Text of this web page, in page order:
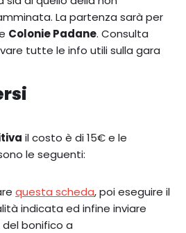
La partenza sarà per
Colonie Padane. Consulta
tutte le info utili sulla gara
il costo è di 15€ e le
le seguenti:
questa scheda, poi eseguire il
indicata ed infine inviare
bonifico a